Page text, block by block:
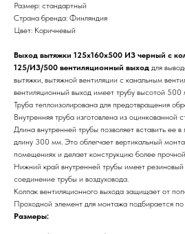
Размер: стандартный
Страна бренда: Финляндия
Цвет: Коричневый
Выход вытяжки 125х160х500 ИЗ черный с
125/ИЗ/500 вентиляционный выход для
вытяжки, вытяжной вентиляции с канальным
вентиляционный выход имеет трубу высотой 500
Труба теплоизолирована для предотвращения
Внутренняя труба изготовлена из оцинкованной
Длина внутренней трубы позволяет вставить ее
длину 300 мм. Это облегчает вертикальный
помещениях и делает конструкцию более
Нижний край внутренней трубы имеет
соединение трубы и воздуховода.
Колпак вентиляционного выхода защищает от
Проходной элемент для монтажа подбирается по
Размеры: